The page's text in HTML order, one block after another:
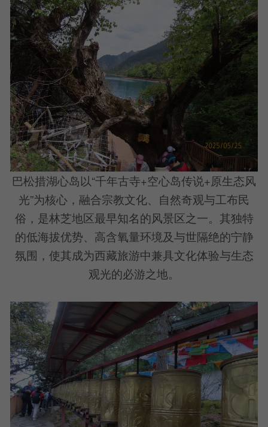
巴松措湖心岛以“千年古寺+空心岛传说+原生态风
光”为核心，融合宗教文化、自然奇观与工布民
俗，是林芝地区最早知名的风景区之一。其独特
的低海拔优势、高含氧量环境及与世隔绝的宁静
氛围，使其成为西藏旅游中兼具文化体验与生态
观光的必游之地。